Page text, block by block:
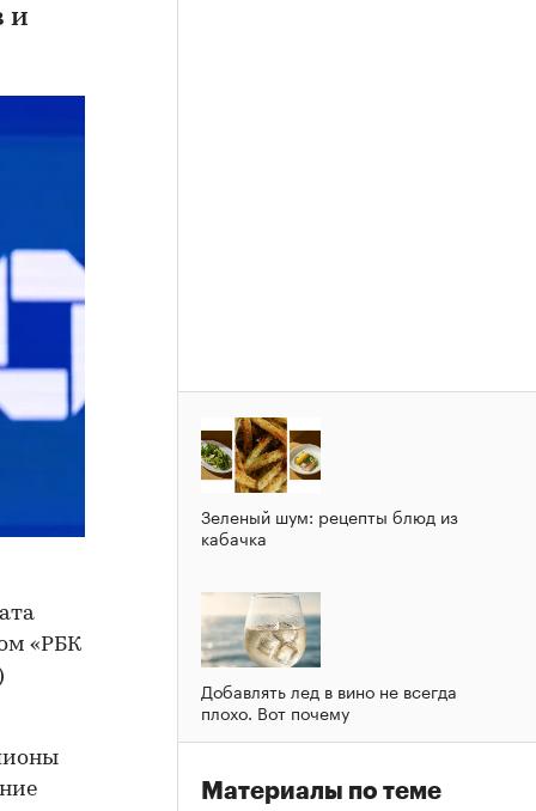
и
«РБК
Зеленый шум: рецепты блюд из
кабачка
Добавлять лед в вино не всегда
плохо. Вот почему
Материалы по теме